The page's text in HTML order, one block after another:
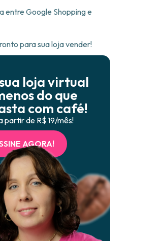
entre Google Shopping e
para sua loja vender!
loja virtual
do que
com café!
partir de R$ 19/mês!
AGORA!